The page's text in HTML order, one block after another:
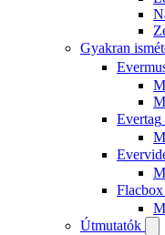
Gyakran
Evertag
Flacbox
Útmutatók